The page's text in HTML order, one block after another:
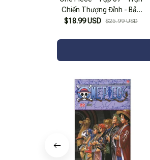
Chiến Thượng Đỉnh - Bản
Bìa Áo (Tái Bản 2025)
$18.99 USD $25.99 USD